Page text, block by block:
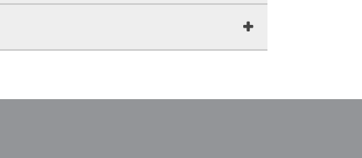
de transportes para a Área
da igualdade de oportunidades e do